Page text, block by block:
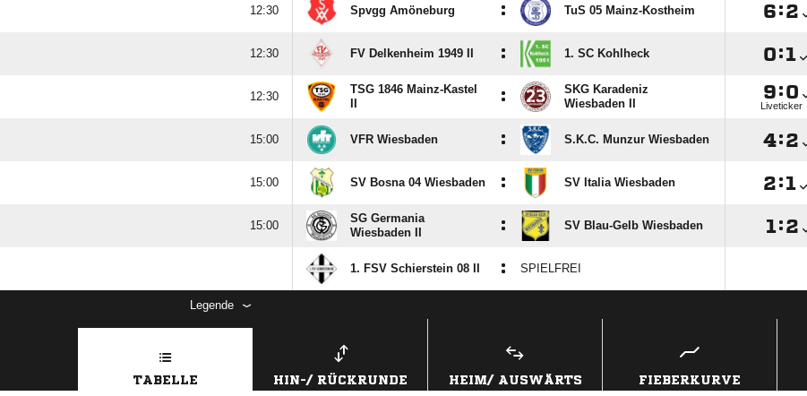
 Spvgg Amöneburg : TuS 05 Mainz-Kostheim :
 FV Delkenheim 1949 II : 1. SC Kohlheck :

TSG 1846 Mainz-Kastel
:
SKG Karadeniz
Wiesbaden II
:
Liveticker
 VFR Wiesbaden : S.K.C. Munzur Wiesbaden :
 SV Bosna 04 Wiesbaden : SV Italia Wiesbaden :

SG Germania
Wiesbaden II
: SV Blau-Gelb Wiesbaden :
1. FSV Schierstein 08 II : SPIELFREI
Legende
TABELLE HIN-/ RÜCKRUNDE HEIM/ AUSWÄRTS FIEBERKURVE